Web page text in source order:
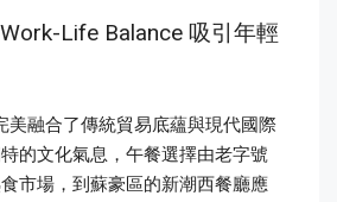
Life Balance 吸引年輕
美融合了傳統貿易底蘊與現代國際
的文化氣息，午餐選擇由老字號
市場，到蘇豪區的新潮西餐廳應